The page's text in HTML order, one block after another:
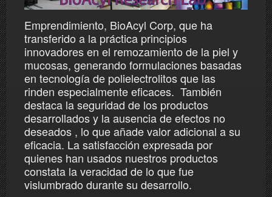
Emprendimiento, BioAcyl Corp, que ha
transferido a la práctica principios
innovadores en el remozamiento de la piel y
mucosas, generando formulaciones basadas
en tecnología de polielectrolitos que las
rinden especialmente eficaces. También
destaca la seguridad de los productos
desarrollados y la ausencia de efectos no
deseados , lo que añade valor adicional a su
eficacia. La satisfacción expresada por
quienes han usados nuestros productos
constata la veracidad de lo que fue
vislumbrado durante su desarrollo.